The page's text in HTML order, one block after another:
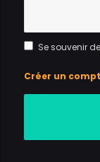
Se souvenir
Créer un